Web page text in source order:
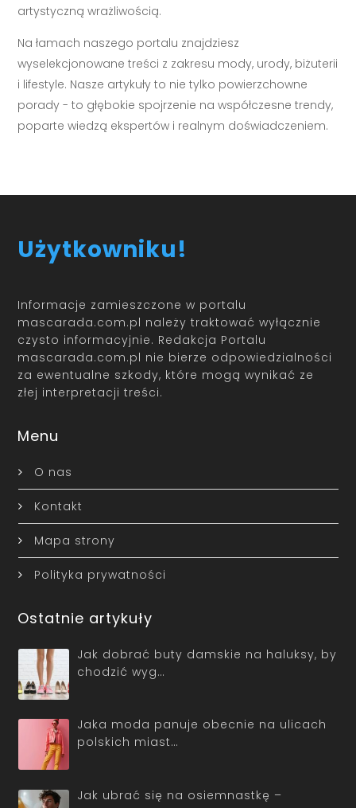
artystyczną wrażliwością.
Na łamach naszego portalu znajdziesz
wyselekcjonowane treści z zakresu mody, urody, biżuterii
i lifestyle. Nasze artykuły to nie tylko powierzchowne
porady - to głębokie spojrzenie na współczesne trendy,
poparte wiedzą ekspertów i realnym doświadczeniem.
Użytkowniku!
Informacje zamieszczone w portalu
mascarada.com.pl należy traktować wyłącznie
czysto informacyjnie. Redakcja Portalu
mascarada.com.pl nie bierze odpowiedzialności
za ewentualne szkody, które mogą wynikać ze
złej interpretacji treści.
Menu
O nas
Kontakt
Mapa strony
Polityka prywatności
Ostatnie artykuły
Jak dobrać buty damskie na haluksy, by
chodzić wyg…
Jaka moda panuje obecnie na ulicach
polskich miast…
Jak ubrać się na osiemnastkę –